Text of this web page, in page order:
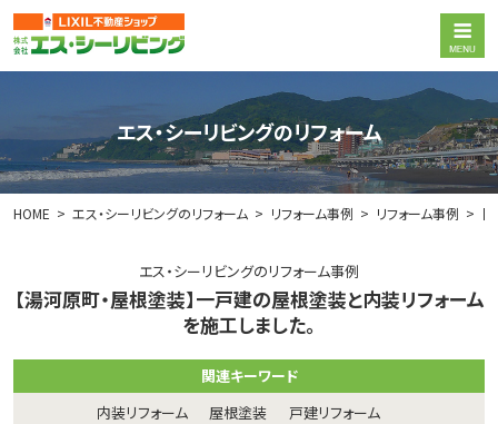
エス・シーリビングのリフォーム
HOME エス・シーリビングのリフォーム リフォーム事例 リフォーム事例
エス・シーリビングのリフォーム事例
【湯河原町・屋根塗装】一戸建の屋根塗装と内装リフォーム
を施工しました。
関連キーワード
内装リフォーム
屋根塗装 戸建リフォーム